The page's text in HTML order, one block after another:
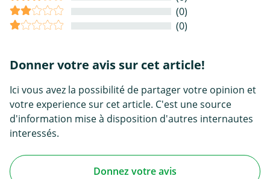
(0)
(0)
Donner votre avis sur cet article!
Ici vous avez la possibilité de partager votre opinion et
votre experience sur cet article. C'est une source
d'information mise à disposition d'autres internautes
interessés.
Donnez votre avis